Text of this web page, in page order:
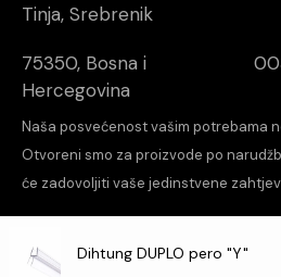
Tinja, Srebrenik
75350, Bosna i
Hercegovina
Naša posvećenost vašim potrebama
Otvoreni smo za proizvode po
će zadovoljiti vaše jedinstvene
Dihtung DUPLO pero "Y"